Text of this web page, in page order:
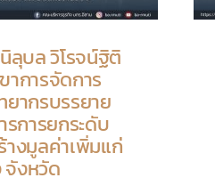
ลุบล วิโรจน์ฐิติ
าการจัดการ
ากรบรรยาย
รการยกระดับ
งมูลค่าเพิ่มแก่
งหวัด